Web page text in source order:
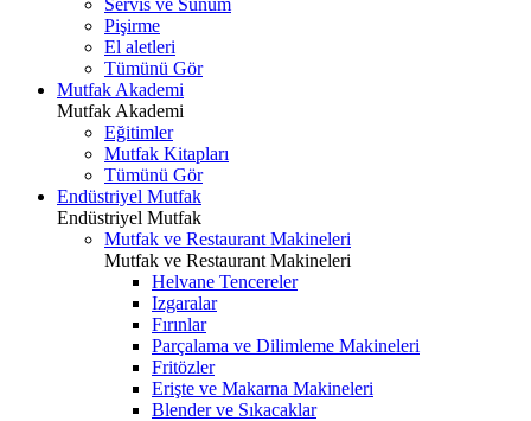
Servis ve Sunum
Pişirme
El aletleri
Tümünü Gör
Mutfak Akademi
Mutfak Akademi
Eğitimler
Mutfak Kitapları
Tümünü Gör
Endüstriyel Mutfak
Endüstriyel Mutfak
Mutfak ve Restaurant Makineleri
Mutfak ve Restaurant Makineleri
Helvane Tencereler
Izgaralar
Fırınlar
Parçalama ve Dilimleme Makineleri
Fritözler
Erişte ve Makarna Makineleri
Blender ve Sıkacaklar